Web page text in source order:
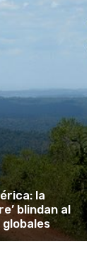
la
blindan al